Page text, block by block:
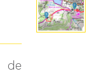
de